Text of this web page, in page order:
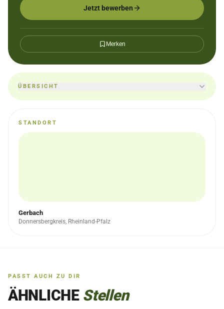
Jetzt bewerben
Merken
ÜBERSICHT
STANDORT
Gerbach
Donnersbergkreis, Rheinland-Pfalz
PASST AUCH ZU DIR
ÄHNLICHE Stellen